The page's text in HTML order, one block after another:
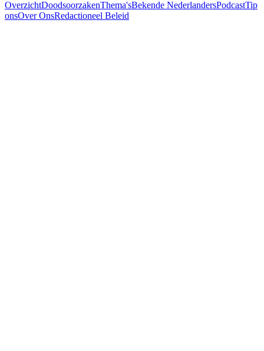
OverzichtDoodsoorzakenThema'sBekende NederlandersPodcastTip
onsOver OnsRedactioneel Beleid